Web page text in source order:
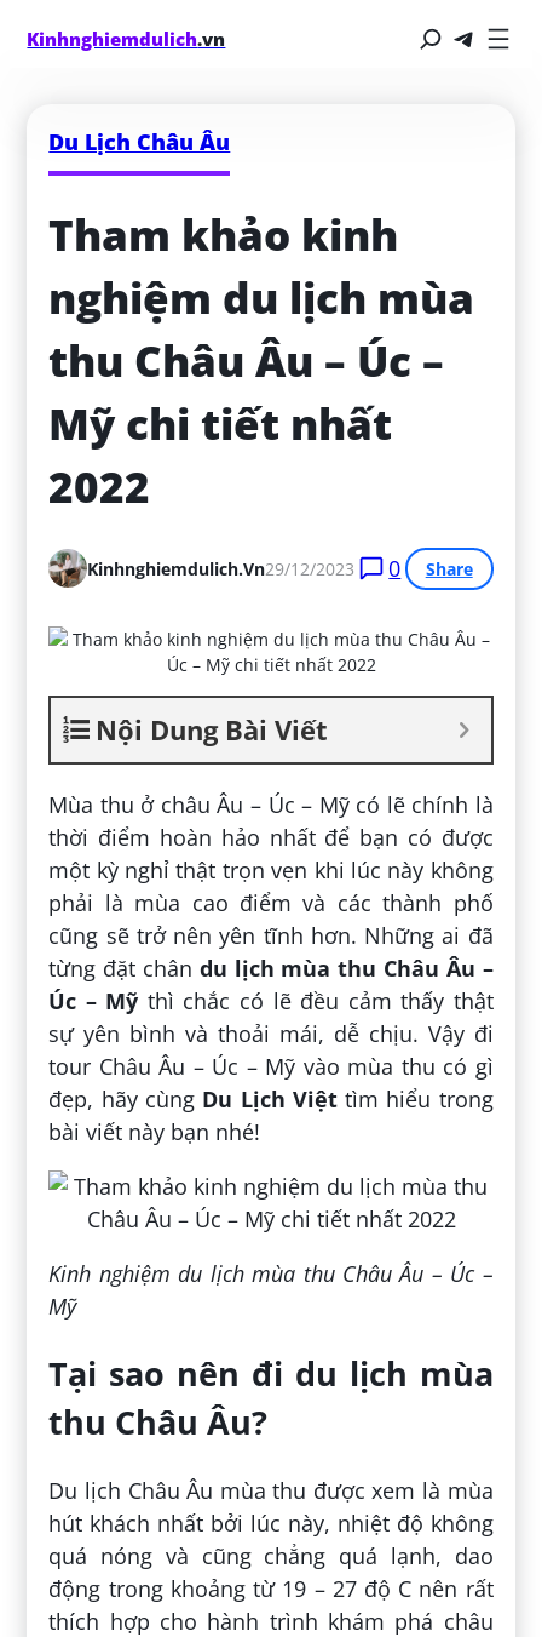
Kinhnghiemdulich.vn
Du Lịch Châu Âu
Tham khảo kinh
nghiệm du lịch mùa
thu Châu Âu – Úc –
Mỹ chi tiết nhất
2022
Kinhnghiemdulich.vn29/12/2023 0 Share
Nội Dung Bài Viết
Mùa thu ở châu Âu – Úc – Mỹ có lẽ chính là
thời điểm hoàn hảo nhất để bạn có được
một kỳ nghỉ thật trọn vẹn khi lúc này không
phải là mùa cao điểm và các thành phố
cũng sẽ trở nên yên tĩnh hơn. Những ai đã
từng đặt chân du lịch mùa thu Châu Âu –
Úc – Mỹ thì chắc có lẽ đều cảm thấy thật
sự yên bình và thoải mái, dễ chịu. Vậy đi
tour Châu Âu – Úc – Mỹ vào mùa thu có gì
đẹp, hãy cùng Du Lịch Việttìm hiểu trong
bài viết này bạn nhé!
Kinh nghiệm du lịch mùa thu Châu Âu – Úc –
Mỹ
Tại sao nên đi du lịch mùa
thu Châu Âu?
Du lịch Châu Âu mùa thu được xem là mùa
hút khách nhất bởi lúc này, nhiệt độ không
quá nóng và cũng chẳng quá lạnh, dao
động trong khoảng từ 19 – 27 độ C nên rất
thích hợp cho hành trình khám phá châu